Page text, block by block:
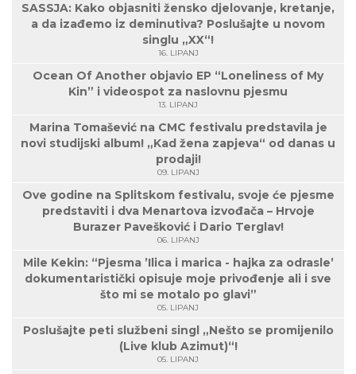
SASSJA: Kako objasniti žensko djelovanje, kretanje,
a da izađemo iz deminutiva? Poslušajte u novom
singlu „XX“!
16. LIPANJ
Ocean Of Another objavio EP “Loneliness of My
Kin” i videospot za naslovnu pjesmu
13. LIPANJ
Marina Tomašević na CMC festivalu predstavila je
novi studijski album! „Kad žena zapjeva“ od danas u
prodaji!
09. LIPANJ
Ove godine na Splitskom festivalu, svoje će pjesme
predstaviti i dva Menartova izvođača – Hrvoje
Burazer Pavešković i Dario Terglav!
06. LIPANJ
Mile Kekin: “Pjesma ’Ilica i marica - hajka za odrasle’
dokumentaristički opisuje moje privođenje ali i sve
što mi se motalo po glavi”
05. LIPANJ
Poslušajte peti službeni singl „Nešto se promijenilo
(Live klub Azimut)“!
05. LIPANJ